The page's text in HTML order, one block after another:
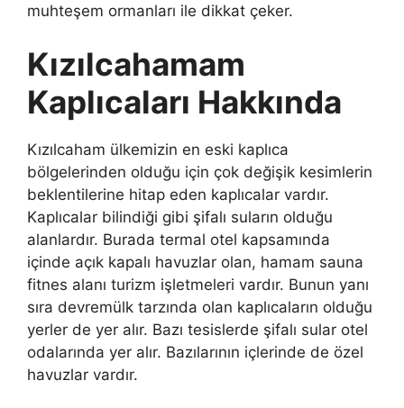
muhteşem ormanları ile dikkat çeker.
Kızılcahamam
Kaplıcaları Hakkında
Kızılcaham ülkemizin en eski kaplıca
bölgelerinden olduğu için çok değişik kesimlerin
beklentilerine hitap eden kaplıcalar vardır.
Kaplıcalar bilindiği gibi şifalı suların olduğu
alanlardır. Burada termal otel kapsamında
içinde açık kapalı havuzlar olan, hamam sauna
fitnes alanı turizm işletmeleri vardır. Bunun yanı
sıra devremülk tarzında olan kaplıcaların olduğu
yerler de yer alır. Bazı tesislerde şifalı sular otel
odalarında yer alır. Bazılarının içlerinde de özel
havuzlar vardır.